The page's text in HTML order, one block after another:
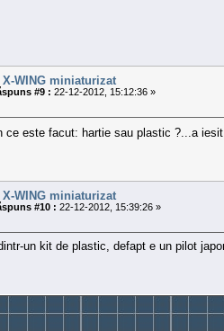
X-WING miniaturizat
#9 : 22-12-2012, 15:12:36 »
ce este facut: hartie sau plastic ?...a
X-WING miniaturizat
#10 : 22-12-2012, 15:39:26 »
un kit de plastic, defapt e un pilot